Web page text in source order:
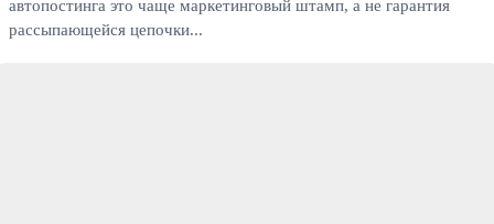
автопостинга это чаще маркетинговый штамп, а не гарантия
рассыпающейся цепочки...